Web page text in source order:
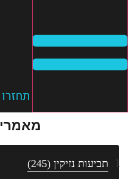
תביעות נזיקין (245)